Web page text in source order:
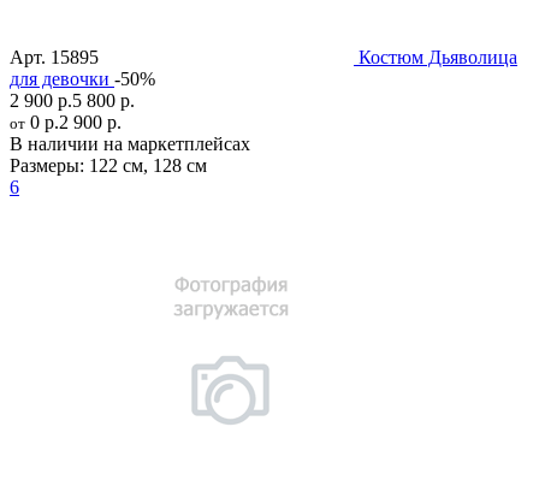
Арт. 15895
Костюм Дьяволица
для девочки -50%
2 900 р.5 800 р.
от 0 р.2 900 р.
В наличии на маркетплейсах
Размеры: 122 см, 128 см
6